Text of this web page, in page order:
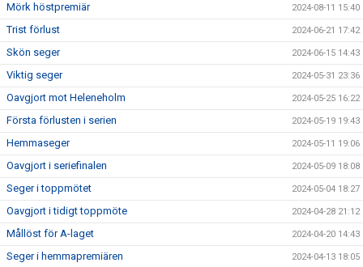
Mörk höstpremiär 2024-08-11 15:40
Trist förlust 2024-06-21 17:42
Skön seger 2024-06-15 14:43
Viktig seger 2024-05-31 23:36
Oavgjort mot Heleneholm 2024-05-25 16:22
Första förlusten i serien 2024-05-19 19:43
Hemmaseger 2024-05-11 19:06
Oavgjort i seriefinalen 2024-05-09 18:08
Seger i toppmötet 2024-05-04 18:27
Oavgjort i tidigt toppmöte 2024-04-28 21:12
Mållöst för A-laget 2024-04-20 14:43
Seger i hemmapremiären 2024-04-13 18:05